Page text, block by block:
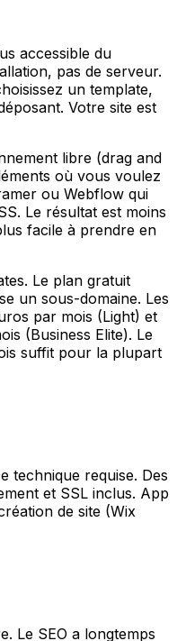
accessible du
pas de serveur.
un template,
Votre site est
libre (drag and
où vous voulez
ou Webflow qui
Le résultat est moins
facile à prendre en
Le plan gratuit
un sous-domaine. Les
par mois (Light) et
(Business Elite). Le
suffit pour la plupart
technique requise. Des
et SSL inclus. App
de site (Wix
Le SEO a longtemps